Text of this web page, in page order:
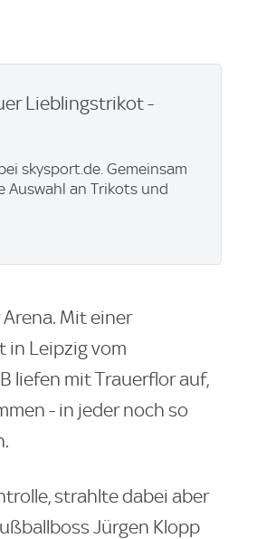
Lieblingstrikot -
skysport.de. Gemeinsam
Auswahl an Trikots und
Mit einer
in Leipzig vom
liefen mit Trauerflor auf,
- in jeder noch so
strahlte dabei aber
Jürgen Klopp